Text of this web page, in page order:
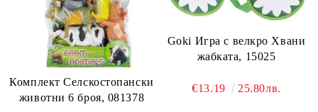
Комплект Селскостопански
животни 6 броя, 081378
Goki Игра с велкро Хвани
жабката, 15025
€13.19 25.80лв.